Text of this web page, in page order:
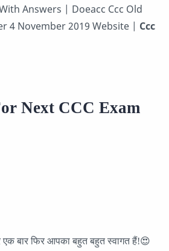
Answers | Doeacc Ccc Old
4 November 2019 Website | Ccc
Next CCC Exam
एक बार फिर आपका बहुत बहुत स्वागत हैं!😍